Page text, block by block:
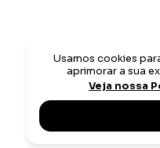
Usamos cookies
aprimorar a sua
Veja nossa